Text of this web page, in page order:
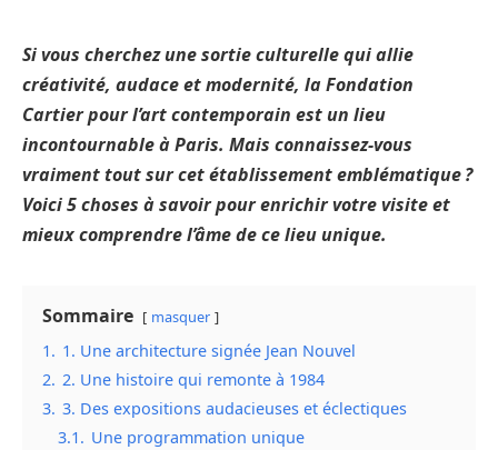
Si vous cherchez une sortie culturelle qui allie
créativité, audace et modernité, laFondation
Cartier pour l’art contemporain est un lieu
incontournable à Paris. Mais connaissez-vous
vraiment tout sur cet établissement emblématique ?
Voici 5 choses à savoir pour enrichir votre visite et
mieux comprendre l’âme de ce lieu unique.
Sommaire masquer
1. 1. Une architecture signée Jean Nouvel
2. 2. Une histoire qui remonte à 1984
3. 3. Des expositions audacieuses et éclectiques
3.1. Une programmation unique